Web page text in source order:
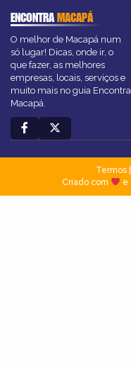
ENCONTRAMACAPÁ
O melhor de Macapá num
só lugar! Dicas, onde ir, o
que fazer, as melhores
empresas, locais, serviços e
muito mais no guia Encontra
Macapá.
Termos|
Criado com
e